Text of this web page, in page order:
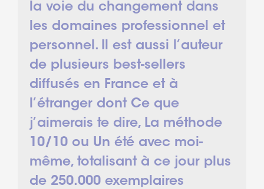
la voie du changement dans
les domaines professionnel et
personnel. Il est aussi l’auteur
de plusieurs best-sellers
diffusés en France et à
l’étranger dont Ce que
j’aimerais te dire, La méthode
10/10 ou Un été avec moi-
même, totalisant à ce jour plus
de 250.000 exemplaires